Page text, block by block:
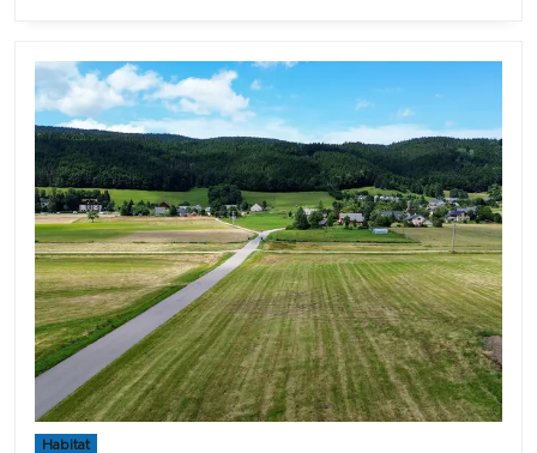
Habitat